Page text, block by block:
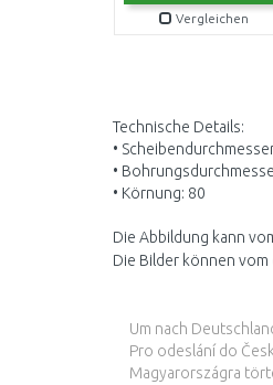
Vergleichen
Technische Details:
•
•
• Körnung: 80
Die Abbildung kann
Die Bilder können
Um nach
Pro odeslání do
Magyarországra